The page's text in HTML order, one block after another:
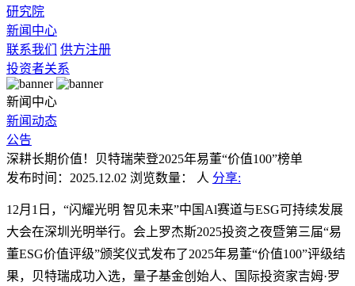
研究院
新闻中心
联系我们
供方注册
投资者关系
新闻中心
新闻动态
公告
深耕长期价值！贝特瑞荣登2025年易董“价值100”榜单
发布时间：2025.12.02 浏览数量： 人 分享:
12月1日，“闪耀光明 智见未来”中国Al赛道与ESG可持续发展
大会在深圳光明举行。会上罗杰斯2025投资之夜暨第三届“易
董ESG价值评级”颁奖仪式发布了2025年易董“价值100”评级结
果，贝特瑞成功入选，量子基金创始人、国际投资家吉姆·罗